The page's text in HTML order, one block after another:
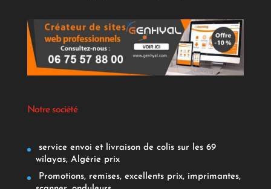
Notre société
service envoi et livraison de colis sur les 69
wilayas, Algérie prix
Promotions, remises, excellents prix, imprimantes,